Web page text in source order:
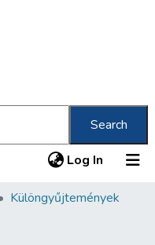
Search
Log In (current)
Különgyűjtemények